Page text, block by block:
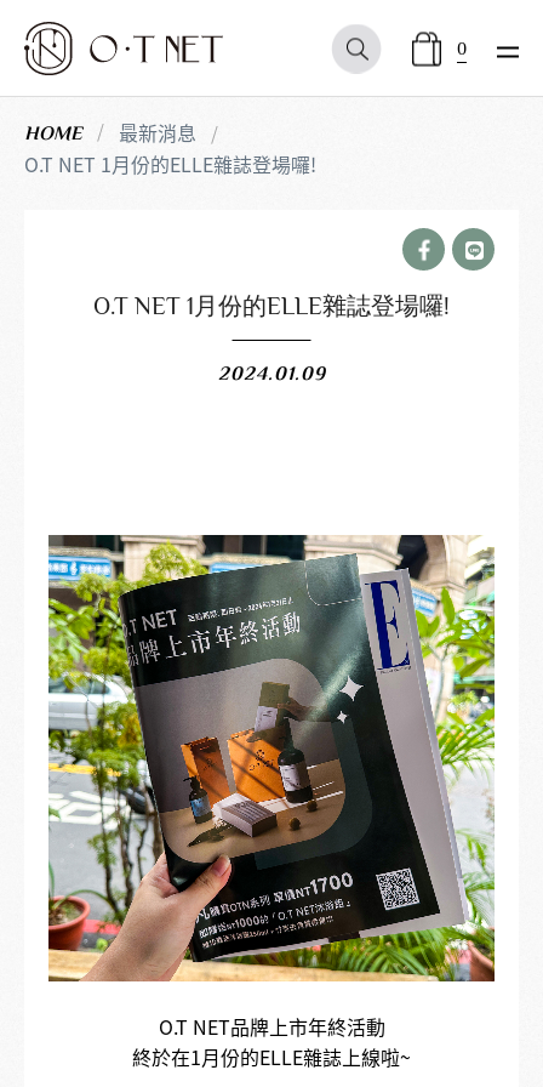
0
HOME
最新消息
O.T NET 1月份的ELLE雜誌登場囉!
O.T NET 1月份的ELLE雜誌登場囉!
2024.01.09
O.T NET品牌上市年終活動
終於在1月份的ELLE雜誌上線啦~